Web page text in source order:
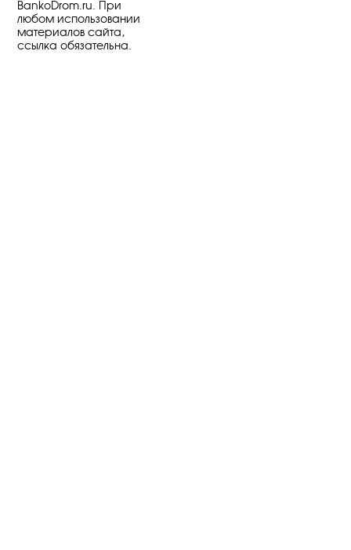
BankoDrom.ru. При
любом использовании
материалов сайта,
ссылка обязательна.